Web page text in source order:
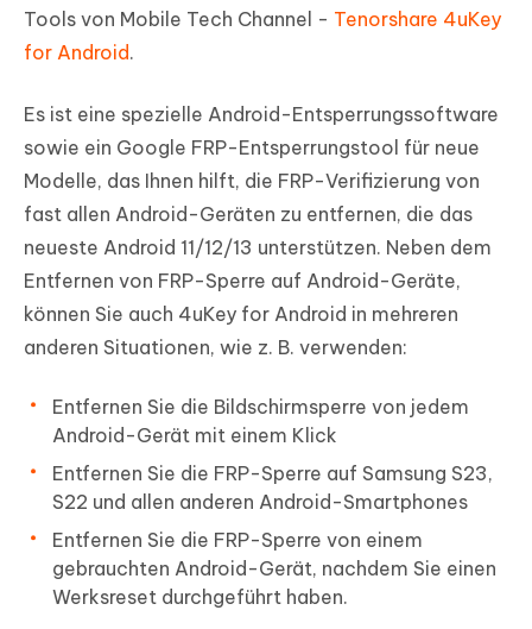
Tools von Mobile Tech Channel - Tenorshare 4uKey
for Android.
Es ist eine spezielle Android-Entsperrungssoftware
sowie ein Google FRP-Entsperrungstool für neue
Modelle, das Ihnen hilft, die FRP-Verifizierung von
fast allen Android-Geräten zu entfernen, die das
neueste Android 11/12/13 unterstützen. Neben dem
Entfernen von FRP-Sperre auf Android-Geräte,
können Sie auch 4uKey for Android in mehreren
anderen Situationen, wie z. B. verwenden:
Entfernen Sie die Bildschirmsperre von jedem
Android-Gerät mit einem Klick
Entfernen Sie die FRP-Sperre auf Samsung S23,
S22 und allen anderen Android-Smartphones
Entfernen Sie die FRP-Sperre von einem
gebrauchten Android-Gerät, nachdem Sie einen
Werksreset durchgeführt haben.